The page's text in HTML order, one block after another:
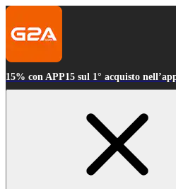
15% con APP15 sul 1° acquisto